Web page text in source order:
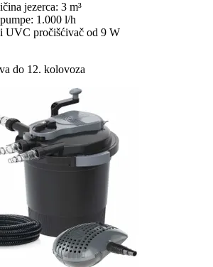
jezerca: 3 m³
1.000 l/h
UVC pročišćivač od 9 W
do 12. kolovoza